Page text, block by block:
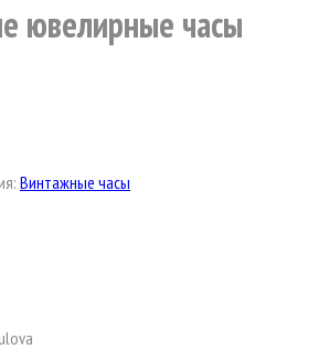
ювелирные часы
Винтажные часы